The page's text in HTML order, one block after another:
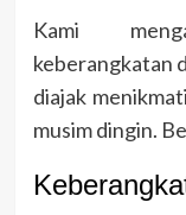
Kami
keberangkatan
diajak
musim dingin.